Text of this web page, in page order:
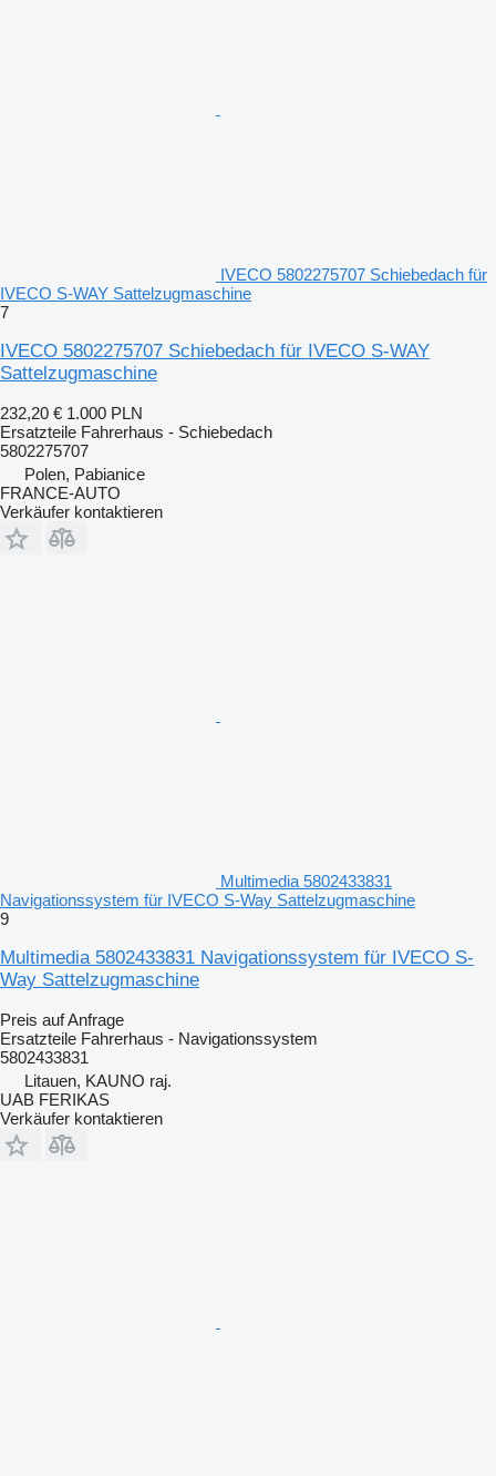
IVECO 5802275707 Schiebedach für
IVECO S-WAY Sattelzugmaschine
7
IVECO 5802275707 Schiebedach für IVECO S-WAY
Sattelzugmaschine
232,20 € 1.000 PLN
Ersatzteile Fahrerhaus - Schiebedach
5802275707
Polen, Pabianice
FRANCE-AUTO
Verkäufer kontaktieren
Multimedia 5802433831
Navigationssystem für IVECO S-Way Sattelzugmaschine
9
Multimedia 5802433831 Navigationssystem für IVECO S-
Way Sattelzugmaschine
Preis auf Anfrage
Ersatzteile Fahrerhaus - Navigationssystem
5802433831
Litauen, KAUNO raj.
UAB FERIKAS
Verkäufer kontaktieren